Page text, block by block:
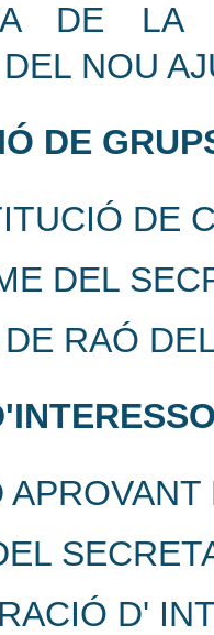
DE LA
NOU
DE
DE
DEL
RAÓ
D'